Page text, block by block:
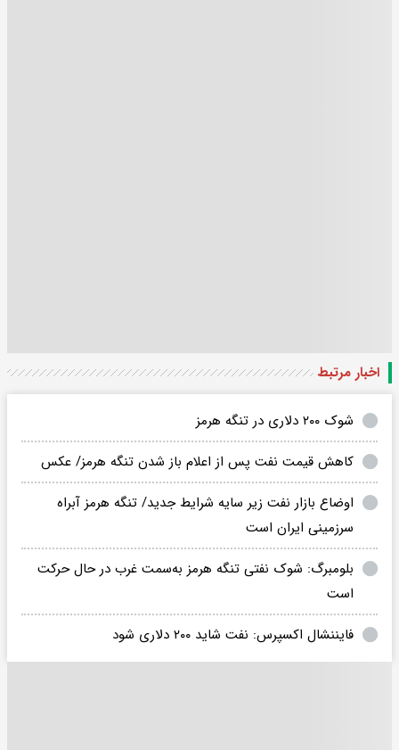
اخبار مرتبط
شوک ۲۰۰ دلاری در تنگه هرمز
کاهش قیمت نفت پس از اعلام باز شدن تنگه هرمز/ عکس
اوضاع بازار نفت زیر سایه شرایط جدید/ تنگه هرمز آبراه‌
سرزمینی ایران است
بلومبرگ: شوک نفتی تنگه هرمز به‌سمت غرب در حال حرکت
است
فایننشال اکسپرس: نفت شاید ۲۰۰ دلاری شود